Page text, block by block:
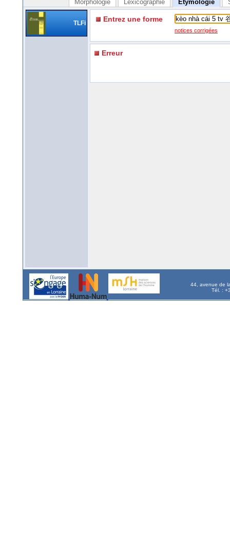
Morphologie Lexicographie Etymologie
TLFi Entrez une forme
notices corrigées
Erreur
44, avenue de
Tél. :